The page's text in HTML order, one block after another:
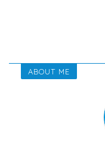
ABOUT ME